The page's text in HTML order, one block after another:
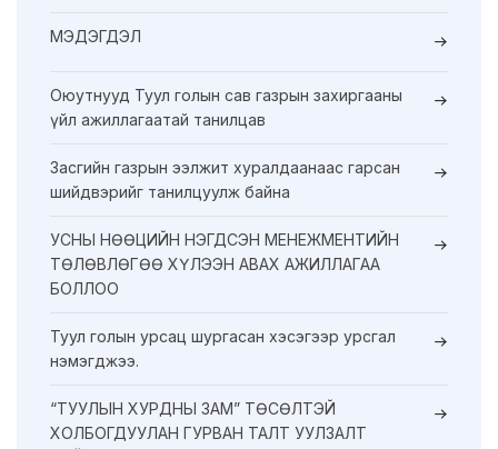
МЭДЭГДЭЛ
Оюутнууд Туул голын сав газрын захиргааны
үйл ажиллагаатай танилцав
Засгийн газрын ээлжит хуралдаанаас гарсан
шийдвэрийг танилцуулж байна
УСНЫ НӨӨЦИЙН НЭГДСЭН МЕНЕЖМЕНТИЙН
ТӨЛӨВЛӨГӨӨ ХҮЛЭЭН АВАХ АЖИЛЛАГАА
БОЛЛОО
Туул голын урсац шургасан хэсэгээр урсгал
нэмэгджээ.
“ТУУЛЫН ХУРДНЫ ЗАМ” ТӨСӨЛТЭЙ
ХОЛБОГДУУЛАН ГУРВАН ТАЛТ УУЛЗАЛТ